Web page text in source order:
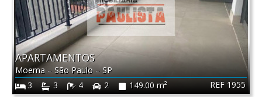
REF 1955
APARTAMENTOS
Moema – São Paulo –SP
3
3 4 2 149.00 m²